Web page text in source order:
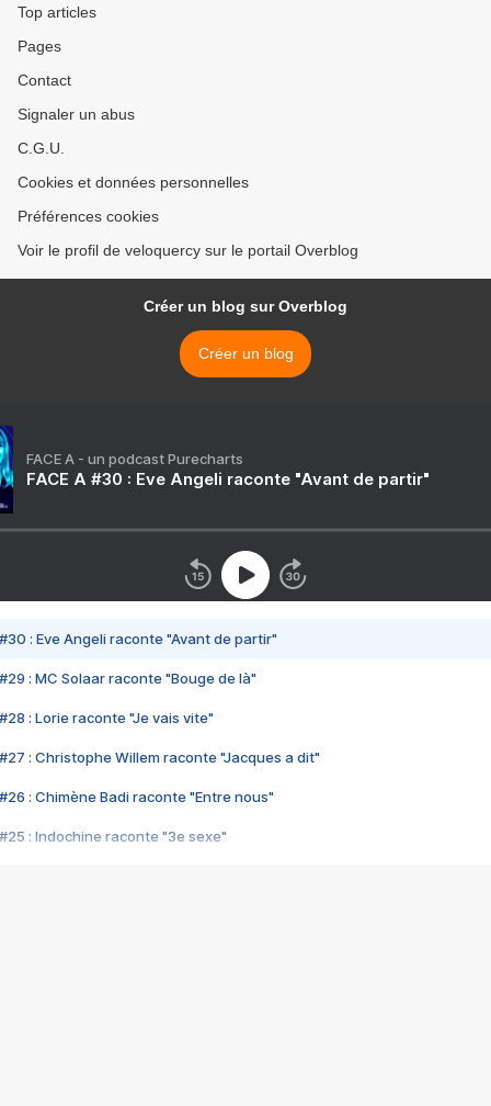
Top articles
Pages
Contact
Signaler un abus
C.G.U.
Cookies et données personnelles
Préférences cookies
Voir le profil de veloquercy sur le portail Overblog
Créer un blog sur Overblog
Créer un blog
FACE A - un podcast Purecharts
FACE A #30 : Eve Angeli raconte "Avant de partir"
#30 : Eve Angeli raconte "Avant de partir"
#29 : MC Solaar raconte "Bouge de là"
#28 : Lorie raconte "Je vais vite"
#27 : Christophe Willem raconte "Jacques a dit"
#26 : Chimène Badi raconte "Entre nous"
#25 : Indochine raconte "3e sexe"